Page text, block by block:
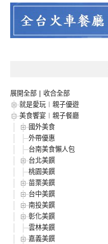
展開全部 | 收合全部
就是愛玩︱親子優遊
美食饗宴︱親子餐廳
國外美食
外帶優惠
台南美食懶人包
台北美饌
桃園美饌
苗栗美饌
台中美饌
南投美饌
彰化美饌
雲林美饌
嘉義美饌